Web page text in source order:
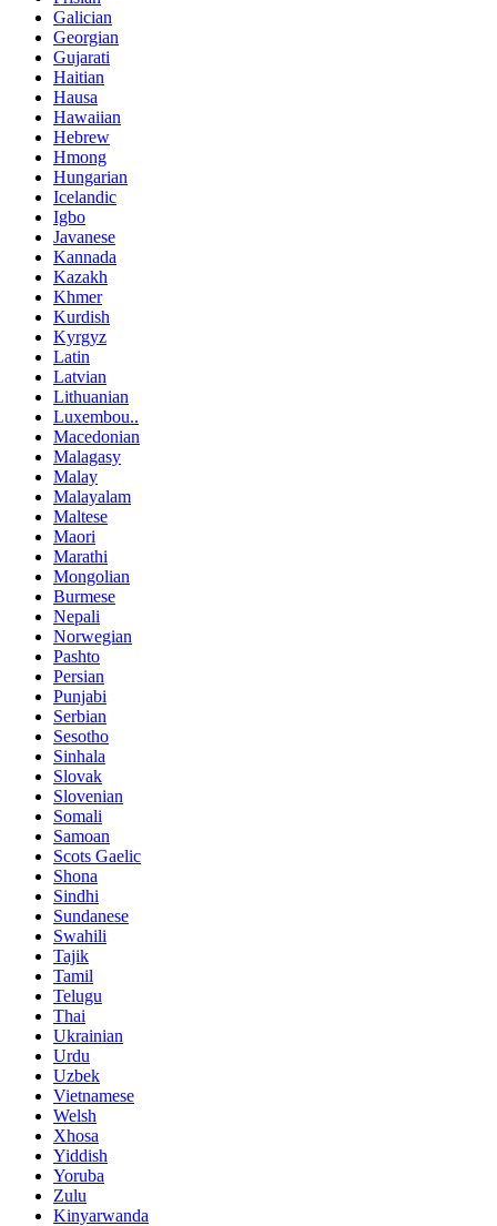
Galician
Georgian
Gujarati
Haitian
Hausa
Hawaiian
Hebrew
Hmong
Hungarian
Icelandic
Igbo
Javanese
Kannada
Kazakh
Khmer
Kurdish
Kyrgyz
Latin
Latvian
Lithuanian
Luxembou..
Macedonian
Malagasy
Malay
Malayalam
Maltese
Maori
Marathi
Mongolian
Burmese
Nepali
Norwegian
Pashto
Persian
Punjabi
Serbian
Sesotho
Sinhala
Slovak
Slovenian
Somali
Samoan
Scots Gaelic
Shona
Sindhi
Sundanese
Swahili
Tajik
Tamil
Telugu
Thai
Ukrainian
Urdu
Uzbek
Vietnamese
Welsh
Xhosa
Yiddish
Yoruba
Zulu
Kinyarwanda